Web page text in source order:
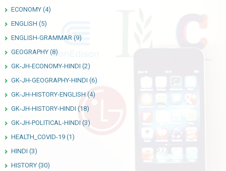
ECONOMY (4)
ENGLISH (5)
ENGLISH-GRAMMAR (9)
GEOGRAPHY (8)
GK-JH-ECONOMY-HINDI (2)
GK-JH-GEOGRAPHY-HINDI (6)
GK-JH-HISTORY-ENGLISH (4)
GK-JH-HISTORY-HINDI (18)
GK-JH-POLITICAL-HINDI (3)
HEALTH_COVID-19 (1)
HINDI (3)
HISTORY (30)